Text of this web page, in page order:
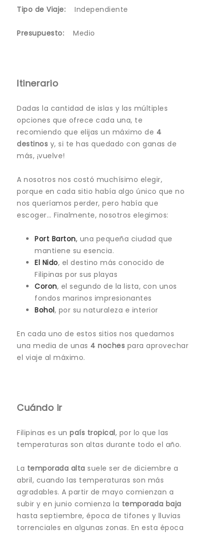
Tipo de Viaje: Independiente
Presupuesto: Medio
Itinerario
Dadas la cantidad de islas y las múltiples
opciones que ofrece cada una, te
recomiendo que elijas un máximo de 4
destinos y, si te has quedado con ganas de
más, ¡vuelve!
A nosotros nos costó muchísimo elegir,
porque en cada sitio había algo único que no
nos queríamos perder, pero había que
escoger… Finalmente, nosotros elegimos:
Port Barton, una pequeña ciudad que
mantiene su esencia.
El Nido, el destino más conocido de
Filipinas por sus playas
Coron, el segundo de la lista, con unos
fondos marinos impresionantes
Bohol, por su naturaleza e interior
En cada uno de estos sitios nos quedamos
una media de unas 4 noches para aprovechar
el viaje al máximo.
Cuándo ir
Filipinas es un país tropical, por lo que las
temperaturas son altas durante todo el año.
La temporada alta suele ser de diciembre a
abril, cuando las temperaturas son más
agradables. A partir de mayo comienzan a
subir y en junio comienza la temporada baja
hasta septiembre, época de tifones y lluvias
torrenciales en algunas zonas. En esta época